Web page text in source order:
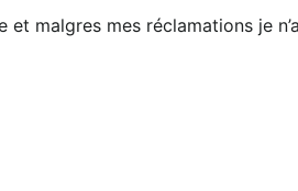
malgres mes réclamations je